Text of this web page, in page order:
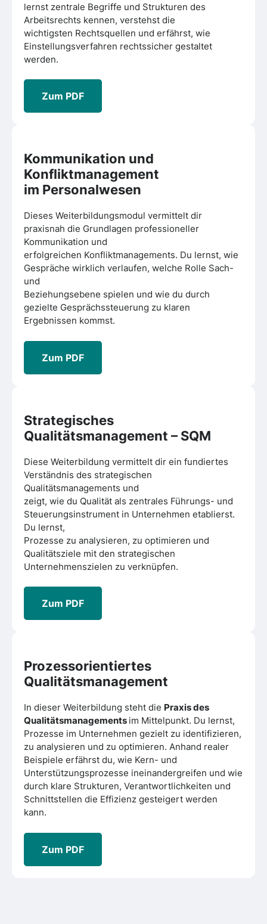
lernst zentrale Begriffe und Strukturen des
Arbeitsrechts kennen, verstehst die
wichtigsten Rechtsquellen und erfährst, wie
Einstellungsverfahren rechtssicher gestaltet
werden.
Zum PDF
Kommunikation und
Konfliktmanagement
im Personalwesen
Dieses Weiterbildungsmodul vermittelt dir
praxisnah die Grundlagen professioneller
Kommunikation und
erfolgreichen Konfliktmanagements. Du lernst, wie
Gespräche wirklich verlaufen, welche Rolle Sach-
und
Beziehungsebene spielen und wie du durch
gezielte Gesprächssteuerung zu klaren
Ergebnissen kommst.
Zum PDF
Strategisches
Qualitätsmanagement – SQM
Diese Weiterbildung vermittelt dir ein fundiertes
Verständnis des strategischen
Qualitätsmanagements und
zeigt, wie du Qualität als zentrales Führungs- und
Steuerungsinstrument in Unternehmen etablierst.
Du lernst,
Prozesse zu analysieren, zu optimieren und
Qualitätsziele mit den strategischen
Unternehmenszielen zu verknüpfen.
Zum PDF
Prozessorientiertes
Qualitätsmanagement
In dieser Weiterbildung steht die Praxis des
Qualitätsmanagements im Mittelpunkt. Du lernst,
Prozesse im Unternehmen gezielt zu identifizieren,
zu analysieren und zu optimieren. Anhand realer
Beispiele erfährst du, wie Kern- und
Unterstützungsprozesse ineinandergreifen und wie
durch klare Strukturen, Verantwortlichkeiten und
Schnittstellen die Effizienz gesteigert werden
kann.
Zum PDF